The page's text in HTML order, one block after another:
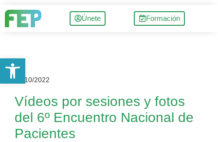
Únete Formación
17/10/2022
Vídeos por sesiones y fotos
del 6º Encuentro Nacional de
Pacientes
Abrir barra de herramientas